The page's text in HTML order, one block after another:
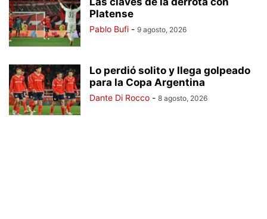
Platense
Pablo Bufi - 9 agosto, 2026
Lo perdió solito y llega golpeado
para la Copa Argentina
Dante Di Rocco - 8 agosto, 2026